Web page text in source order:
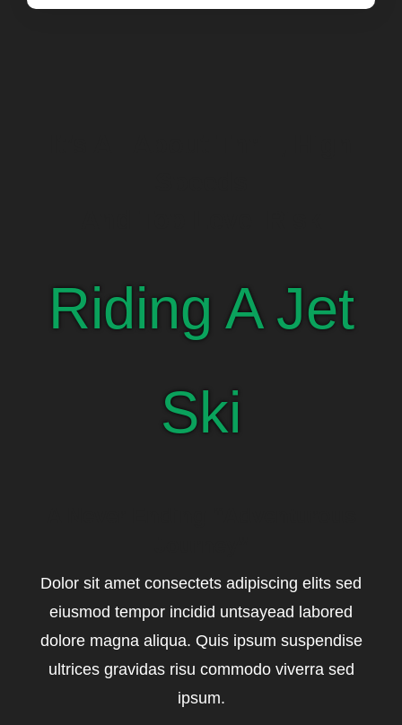
Riding A Jet
Ski
Dolor sit amet consectets adipiscing elits sed
eiusmod tempor incidid untsayead labored
dolore magna aliqua. Quis ipsum suspendise
ultrices gravidas risu commodo viverra sed
ipsum.